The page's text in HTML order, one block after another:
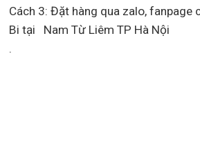
Cách 3: Đặt hàng qua zalo, fanpage
Bi tại Nam Từ Liêm TP Hà Nội
.